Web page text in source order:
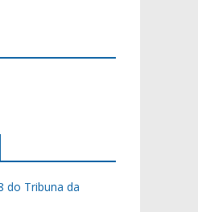
do Tribuna da